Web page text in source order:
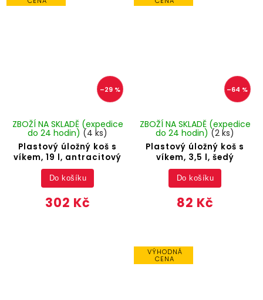
–29 %
Plastový úložný koš s
víkem, 19 l, antracitový
ZBOŽÍ NA SKLADĚ (expedice
do 24 hodin) (4 ks)
302 Kč
Do košíku
–64 %
Plastový úložný koš s
víkem, 3,5 l, šedý
ZBOŽÍ NA SKLADĚ (expedice
do 24 hodin) (2 ks)
82 Kč
Do košíku
VÝHODNÁ
CENA